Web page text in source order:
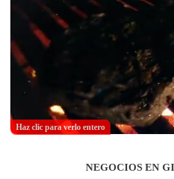
Haz clic para verlo entero
NEGOCIOS EN